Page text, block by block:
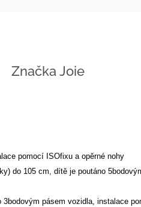
ZnačkaJoie
pomocí ISOfixu a opěrné nohy
do 105 cm, dítě je poutáno
pásem vozidla, instalace